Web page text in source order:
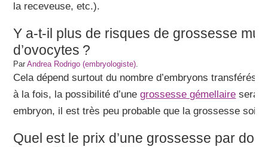
la receveuse, etc.).
Y a-t-il plus de risques de grossesse
d’ovocytes ?
ParAndrea Rodrigo (embryologiste).
Cela dépend surtout du nombre d’embryons transférés.
à la fois, la possibilité d’unegrossesse gémellaire sera
embryon, il est très peu probable que la grossesse soit
Quel est le prix d’une grossesse par don